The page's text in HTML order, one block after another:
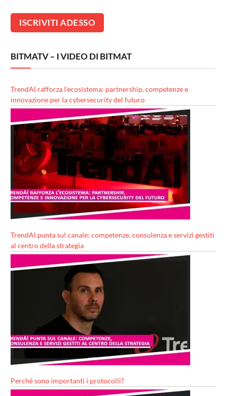
BITMATV – I VIDEO DI BITMAT
TrendAI rafforza l’ecosistema: partnership, competenze e
innovazione per la cybersecurity del futuro
TrendAI punta sul canale: competenze, consulenza e servizi gestiti
al centro della strategia
Perché sono importanti i protocolli?